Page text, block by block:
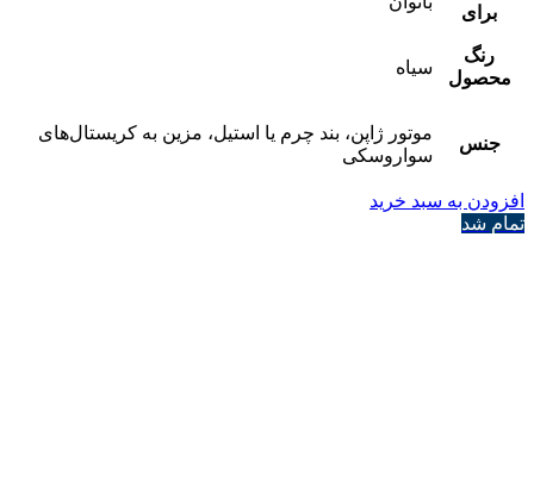
برای
رنگ
محصول
سیاه
جنس
موتور ژاپن، بند چرم یا استیل، مزین به کریستال‌های
سواروسکی
افزودن به سبد خرید
تمام شد